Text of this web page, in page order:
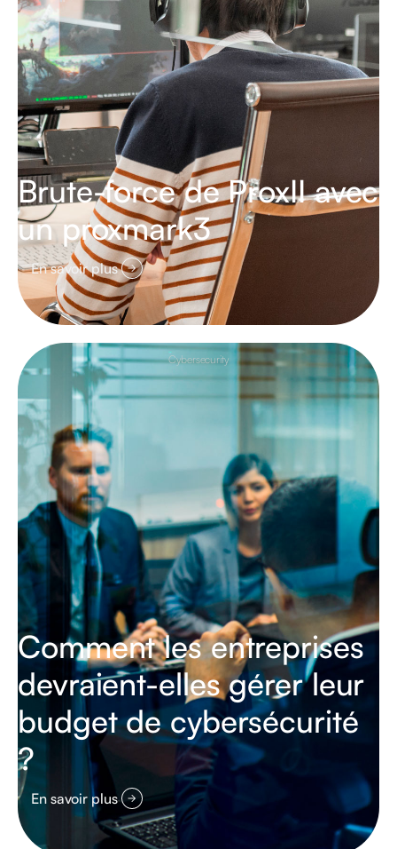
Brute-force de ProxII avec
un proxmark3
En savoir plus
Cybersecurity
Comment les entreprises
devraient-elles gérer leur
budget de cybersécurité
?
En savoir plus